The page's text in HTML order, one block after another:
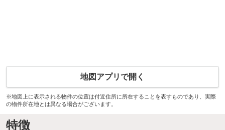
地図アプリで開く
※地図上に表示される物件の位置は付近住所に所在することを表すものであり、実際
の物件所在地とは異なる場合がございます。
特徴